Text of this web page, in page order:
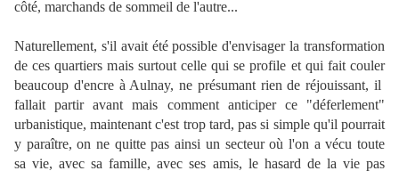
côté, marchands de sommeil de l'autre...
Naturellement, s'il avait été possible d'envisager la transformation
de ces quartiers mais surtout celle qui se profile et qui fait couler
beaucoup d'encre à Aulnay, ne présumant rien de réjouissant, il
fallait partir avant mais comment anticiper ce "déferlement"
urbanistique, maintenant c'est trop tard, pas si simple qu'il pourrait
y paraître, on ne quitte pas ainsi un secteur où l'on a vécu toute
sa vie, avec sa famille, avec ses amis, le hasard de la vie pas